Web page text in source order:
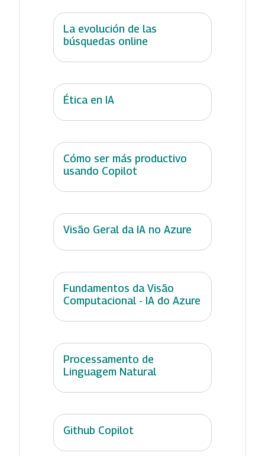
La evolución de las
búsquedas online
Ética en IA
Cómo ser más productivo
usando Copilot
Visão Geral da IA no Azure
Fundamentos da Visão
Computacional - IA do Azure
Processamento de
Linguagem Natural
Github Copilot